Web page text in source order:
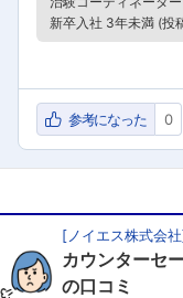
新卒入社 3年未満 (投
参考になった 0
[ ノイエス株式会社
カウンターセ
の口コミ